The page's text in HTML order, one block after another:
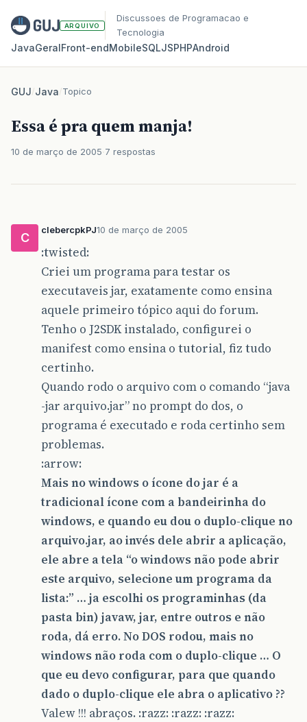
ARQUIVO
Discussoes de Programacao e
Tecnologia
JavaGeralFront‑endMobileSQLJSPHPAndroid
GUJ/Java/Topico
Essa é pra quem manja!
10 de março de 2005 7 respostas
C
clebercpkPJ10 de março de 2005
:twisted:
Criei um programa para testar os
executaveis jar, exatamente como ensina
aquele primeiro tópico aqui do forum.
Tenho o J2SDK instalado, configurei o
manifest como ensina o tutorial, fiz tudo
certinho.
Quando rodo o arquivo com o comando “java
-jar arquivo.jar” no prompt do dos, o
programa é executado e roda certinho sem
problemas.
:arrow:
Mais no windows o ícone do jar é a
tradicional ícone com a bandeirinha do
windows, e quando eu dou o duplo-clique no
arquivo.jar, ao invés dele abrir a aplicação,
ele abre a tela “o windows não pode abrir
este arquivo, selecione um programa da
lista:” … ja escolhi os programinhas (da
pasta bin) javaw, jar, entre outros e não
roda, dá erro. No DOS rodou, mais no
windows não roda com o duplo-clique … O
que eu devo configurar, para que quando
dado o duplo-clique ele abra o aplicativo ??
Valew !!! abraços. :razz: :razz: :razz: